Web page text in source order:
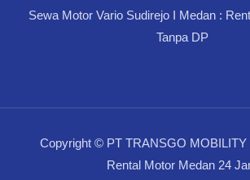
Sewa Motor Vario Sudirejo I Medan :
Tanpa DP
Copyright © PT TRANSGO MOBILITY
Rental Motor Medan 24